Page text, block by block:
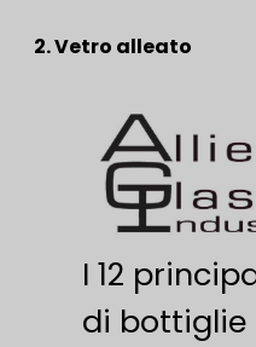
2. Vetro alleato
I 12
di bottiglie